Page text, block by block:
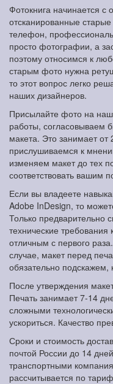
Фотокнига начинается с
отсканированные
телефон,
просто фотографии, а
поэтому относимся к
старым фото нужна
то этот вопрос легко
наших дизайнеров.
Присылайте фото на
работы, согласовываем
макета. Это занимает
прислушиваемся к
изменяем макет до тех
соответствовать вашим
Если вы владеете
Adobe InDesign, то
Только
технические
отличным с первого
случае, макет перед
обязательно подскажем,
После утверждения
Печать занимает 7-14
сложными
ускориться. Качество
Сроки и стоимость
почтой России до 14
транспортными
рассчитывается по